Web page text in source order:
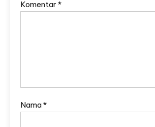
Komentar *
Nama*